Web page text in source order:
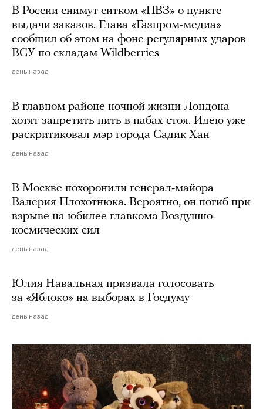
В России снимут ситком «ПВЗ» о пункте
выдачи заказов. Глава «Газпром-медиа»
сообщил об этом на фоне регулярных ударов
ВСУ по складам Wildberries
день назад
В главном районе ночной жизни Лондона
хотят запретить пить в пабах стоя. Идею уже
раскритиковал мэр города Садик Хан
день назад
В Москве похоронили генерал-майора
Валерия Плохотнюка. Вероятно, он погиб при
взрыве на юбилее главкома Воздушно-
космических сил
день назад
Юлия Навальная призвала голосовать
за «Яблоко» на выборах в Госдуму
день назад